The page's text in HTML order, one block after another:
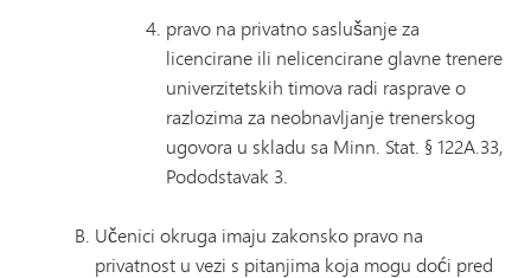
pravo na privatno saslušanje za
licencirane ili nelicencirane glavne trenere
univerzitetskih timova radi rasprave o
razlozima za neobnavljanje trenerskog
ugovora u skladu sa Minn. Stat. § 122A.33,
Pododstavak 3.
Učenici okruga imaju zakonsko pravo na
privatnost u vezi s pitanjima koja mogu doći pred